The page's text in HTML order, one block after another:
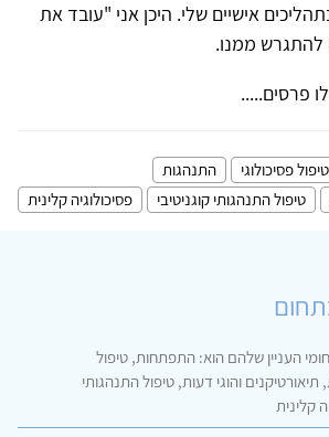
אישיים שלי. היכן אני "עובד את
להתגרש ממנו.
פרסים.....
טיפול פסיכולוגי
התנהגות
טיפול התנהגותי קוגניטיבי פסיכולוגיה קלינית
העניין שלהם הוא: התפתחות, טיפול
תיאורטיקנים והוגי דעות, טיפול התנהגותי
קלינית